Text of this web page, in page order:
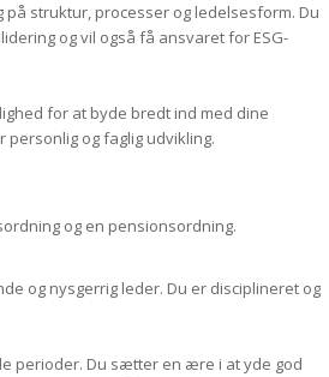
struktur, processer og ledelsesform. Du
og vil også få ansvaret for ESG-
for at byde bredt ind med dine
og faglig udvikling.
og en pensionsordning.
og nysgerrig leder. Du er disciplineret og
perioder. Du sætter en ære i at yde god